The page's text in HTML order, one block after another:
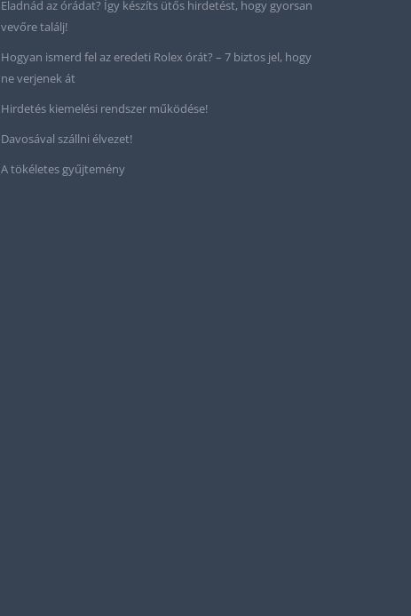
Eladnád az órádat? Így készíts ütős hirdetést, hogy gyorsan
vevőre találj!
Hogyan ismerd fel az eredeti Rolex órát? – 7 biztos jel, hogy
ne verjenek át
Hirdetés kiemelési rendszer működése!
Davosával szállni élvezet!
A tökéletes gyűjtemény